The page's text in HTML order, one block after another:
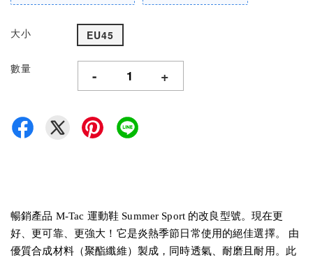
大小 EU45
數量 - +
暢銷產品 M-Tac 運動鞋 Summer Sport 的改良型號。現在更
好、更可靠、更強大！它是炎熱季節日常使用的絕佳選擇。 由
優質合成材料（聚酯纖維）製成，同時透氣、耐磨且耐用。此